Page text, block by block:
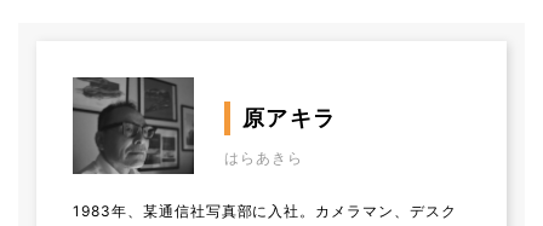
原アキラ
はらあきら
1983年、某通信社写真部に入社。カメラマン、デスク